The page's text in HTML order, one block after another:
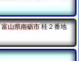
富山県南砺市桂２番地